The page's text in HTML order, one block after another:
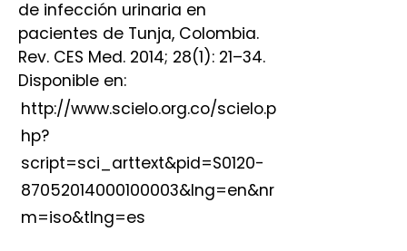
de infección urinaria en
pacientes de Tunja, Colombia.
Rev. CES Med. 2014; 28(1): 21–34.
Disponible en:
http://www.scielo.org.co/scielo.p
hp?
script=sci_arttext&pid=S0120-
87052014000100003&lng=en&nr
m=iso&tlng=es